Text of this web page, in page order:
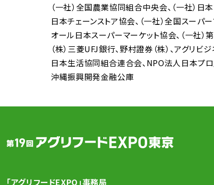
（一社）全国農業協同組合中央会 （一社）日
日本チェーンストア協会 （一社）全国スーパ
オール日本スーパーマーケット協会 （一社
（株）三菱UFJ銀行 野村證券（株） アグリビジ
日本生活協同組合連合会 NPO法人日本プ
沖縄振興開発金融公庫
「アグリフードEXPO」事務局